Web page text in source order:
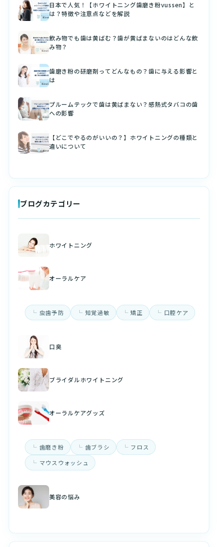
日本で人気！【ホワイトニング歯磨き粉vussen】と
は？特徴や注意点などを解説
飲み物でも歯は黄ばむ？歯が黄ばまないのはどんな飲
み物？
歯磨き粉の研磨剤ってどんなもの？歯に与える影響と
は
プルームテックで歯は黄ばまない？感熱式タバコの歯
への影響
【どこでやるのがいいの？】ホワイトニングの種類と
違いについて
ブログカテゴリー
ホワイトニング
オーラルケア
虫歯予防 知覚過敏 矯正 口腔ケア
口臭
ブライダルホワイトニング
オーラルケアグッズ
歯磨き粉 歯ブラシ
フロス
マウスウォッシュ
美容の悩み